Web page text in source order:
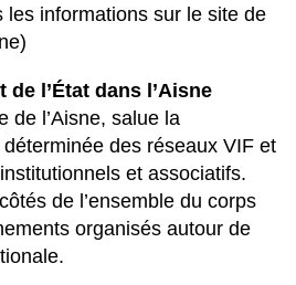
les informations sur le site de
l’État dans l’Aisne
de l’Aisne, salue la
des réseaux VIF et
et associatifs.
de l’ensemble du corps
organisés autour de